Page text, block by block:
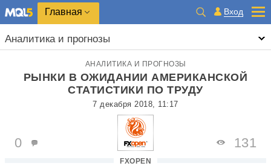
Главная Вход
Аналитика и прогнозы
АНАЛИТИКА И ПРОГНОЗЫ
РЫНКИ В ОЖИДАНИИ АМЕРИКАНСКОЙ
СТАТИСТИКИ ПО ТРУДУ
7 декабря 2018, 11:17
FXOPEN
0 131